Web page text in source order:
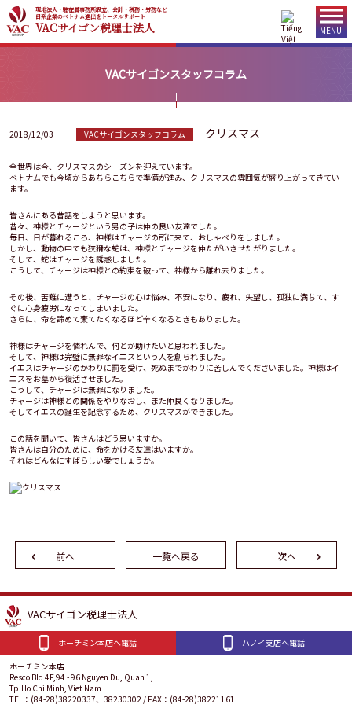
現地法人・駐在員事務所設立、会計・税務・労務など
日系企業のベトナム進出をトータルサポート
VACサイゴン税理士法人 MENU
VACサイゴンスタッフコラム
2018/12/03 VACサイゴンスタッフコラム クリスマス
全世界は今、クリスマスのシーズンを迎えています。
ベトナムでも今頃からあちらこちらで準備が進み、クリスマスの雰囲気が盛り上がってきてい
ます。
皆さんにある昔話をしようと思います。
昔々、神様とチャージという男の子は仲の良い友達でした。
毎日、日が暮れるころ、神様はチャージの所に来て、おしゃべりをしました。
しかし、動物の中でも狡猾な蛇は、神様とチャージを仲たがいさせたがりました。
そして、蛇はチャージを誘惑しました。
こうして、チャージは神様との約束を破って、神様から離れ去りました。
その後、苦難に遭うと、チャージの心は悩み、不安になり、疲れ、失望し、孤独に満ちて、す
ぐに心身疲労になってしまいました。
さらに、命を諦めて棄てたくなるほど辛くなるときもありました。
神様はチャージを憐れんで、何とか助けたいと思われました。
そして、神様は完璧に無罪なイエスという人を創られました。
イエスはチャージのかわりに罰を受け、死ぬまでかわりに苦しんでくださいました。神様はイ
エスをお墓から復活させました。
こうして、チャージは無罪になりました。
チャージは神様との関係をやりなおし、また仲良くなりました。
そしてイエスの誕生を記念するため、クリスマスができました。
この話を聞いて、皆さんはどう思いますか。
皆さんは自分のために、命をかける友達はいますか。
それはどんなにすばらしい愛でしょうか。
前へ 一覧へ戻る 次へ
VACサイゴン税理士法人
ホーチミン本店へ電話
ハノイ支店へ電話
ホーチミン本店
Resco Bld 4F,94 - 96 Nguyen Du, Quan 1,
Tp.Ho Chi Minh, Viet Nam
TEL：(84-28)38220337、38230302 / FAX：(84-28)38221161